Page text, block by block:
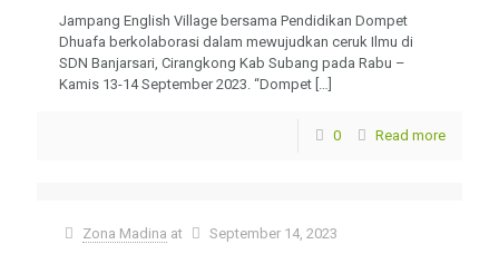
Jampang English Village bersama Pendidikan Dompet
Dhuafa berkolaborasi dalam mewujudkan ceruk Ilmu di
SDN Banjarsari, Cirangkong Kab Subang pada Rabu –
Kamis 13-14 September 2023. “Dompet […]
0 Read more
Zona Madina at September 14, 2023